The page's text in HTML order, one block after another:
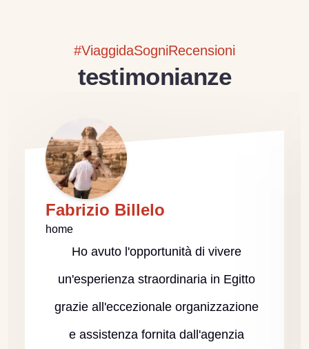
#ViaggidaSogniRecensioni
testimonianze
Fabrizio Billelo
home
Ho avuto l'opportunità di vivere
un'esperienza straordinaria in Egitto
grazie all'eccezionale organizzazione
e assistenza fornita dall'agenzia